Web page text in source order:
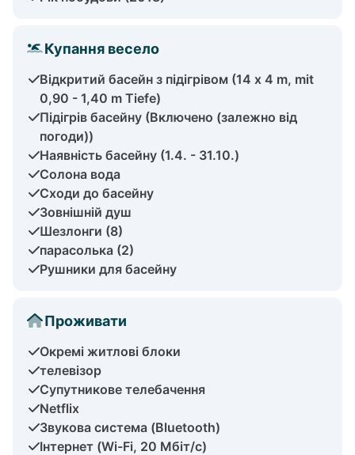
Купання весело
Відкритий басейн з підігрівом (14 x 4 m, mit
0,90 - 1,40 m Tiefe)
Підігрів басейну (Включено (залежно від
погоди))
Наявність басейну (1.4. - 31.10.)
Солона вода
Сходи до басейну
Зовнішній душ
Шезлонги (8)
парасолька (2)
Рушники для басейну
Проживати
Окремі житлові блоки
телевізор
Супутникове телебачення
Netflix
Звукова система (Bluetooth)
Інтернет (Wi-Fi, 20 Мбіт/с)